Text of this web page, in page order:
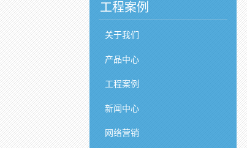
工程案例
关于我们
产品中心
工程案例
新闻中心
网络营销